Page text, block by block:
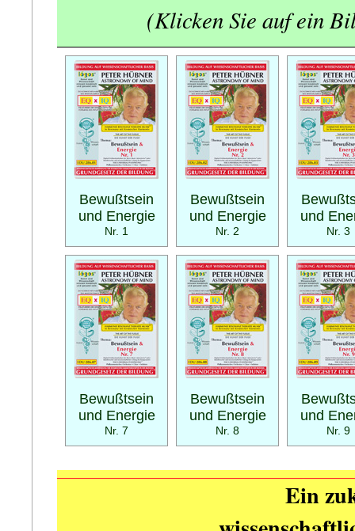
(Klicken Sie auf ein
Bewußtsein
und Energie
Nr. 1
Bewußtsein
und Energie
Nr. 2
und
Nr. 3
Bewußtsein
und Energie
Nr. 7
Bewußtsein
und Energie
Nr. 8
und
Nr. 9
Ein